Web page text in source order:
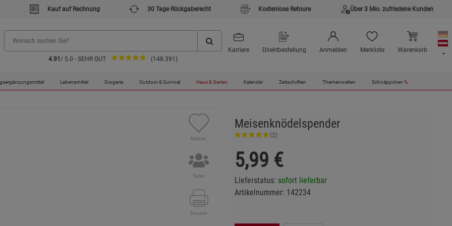
Kauf auf Rechnung 30 Tage Rückgaberecht Kostenlose Retoure Über 3 Mio. zufriedene Kunden
4.91 / 5.0 - SEHR GUT (148.391)
Karriere Direktbestellung Anmelden Merkliste Warenkorb
Lebensmittel Drogerie Outdoor & Survival Haus & Garten Kalender Zeitschriften Themenwelten Schnäppchen %
Merken
Teilen
Drucken
Meisenknödelspender
(2)
5,99 €
Lieferstatus: sofort lieferbar
Artikelnummer: 142234